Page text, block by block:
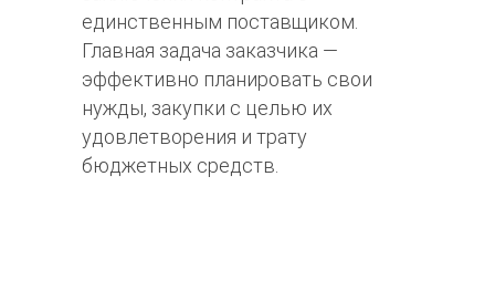
единственным поставщиком.
Главная задача заказчика —
эффективно планировать свои
нужды, закупки с целью их
удовлетворения и трату
бюджетных средств.